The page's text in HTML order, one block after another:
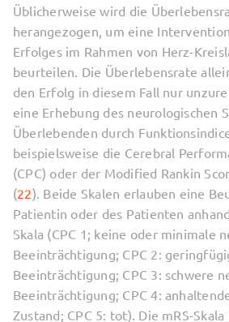
Üblicherweise wird die
herangezogen, um eine
Erfolges im Rahmen von Herz-
beurteilen. Die Überlebensrate
den Erfolg in diesem Fall nur
eine Erhebung des neurologischen
Überlebenden durch
beispielsweise die Cerebral
(CPC) oder der Modified Rankin
(22). Beide Skalen erlauben eine
Patientin oder des Patienten
Skala (CPC 1; keine oder minimale
Beeinträchtigung; CPC 2:
Beeinträchtigung; CPC 3: schwere
Beeinträchtigung; CPC 4:
Zustand; CPC 5: tot). Die mRS-